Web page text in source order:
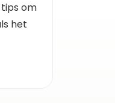
om
het